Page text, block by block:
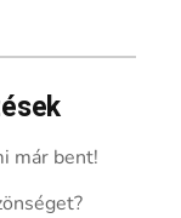
már bent!